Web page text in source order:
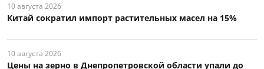
10 августа 2026
Китай сократил импорт растительных масел на 15%
10 августа 2026
Цены на зерно в Днепропетровской области упали до